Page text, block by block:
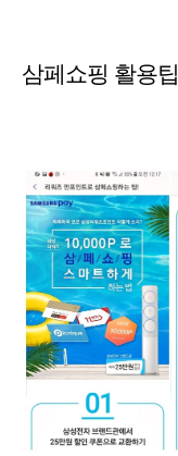
삼페쇼핑 활용팁